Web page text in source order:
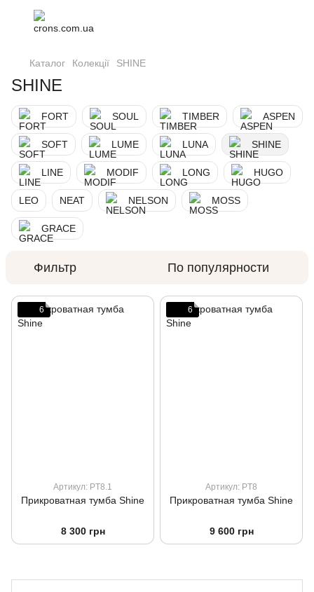
Каталог Колекції SHINE
SHINE
FORT SOUL TIMBER ASPEN
SOFT LUME LUNA SHINE
LINE MODIF LONG HUGO
LEO NEAT NELSON MOSS
GRACE
Фильтр По популярности
6
Артикул: PT8.1
Прикроватная тумба Shine
8 300 грн
6
Артикул: PT8
Прикроватная тумба Shine
9 600 грн